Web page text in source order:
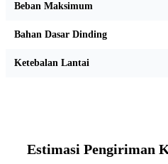
Beban Maksimum
Bahan Dasar Dinding
Ketebalan Lantai
Estimasi Pengiriman